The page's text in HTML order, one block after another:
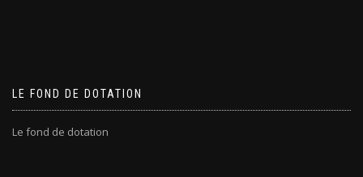
LE FOND DE DOTATION
Le fond de dotation